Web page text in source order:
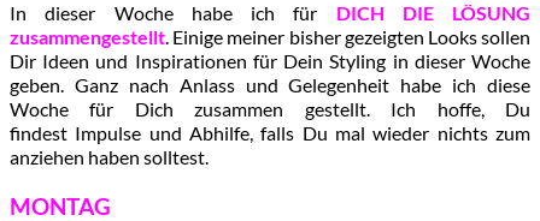
In dieser Woche habe ich für DICH DIE LÖSUNG
zusammengestellt. Einige meiner bisher gezeigten Looks sollen
Dir Ideen und Inspirationen für Dein Styling in dieser Woche
geben. Ganz nach Anlass und Gelegenheit habe ich diese
Woche für Dich zusammen gestellt. Ich hoffe, Du
findest Impulse und Abhilfe, falls Du mal wieder nichts zum
anziehen haben solltest.
MONTAG